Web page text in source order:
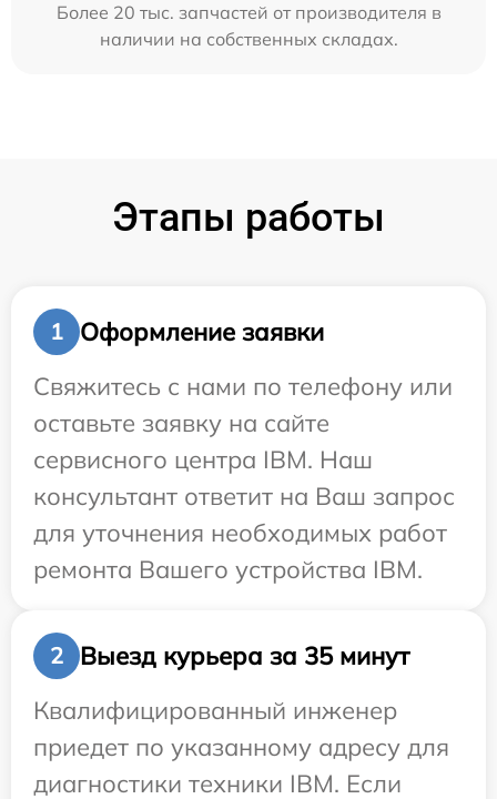
Более 20 тыс. запчастей от производителя в
наличии на собственных складах.
Этапы работы
1
Оформление заявки
Свяжитесь с нами по телефону или
оставьте заявку на сайте
сервисного центра IBM. Наш
консультант ответит на Ваш запрос
для уточнения необходимых работ
ремонта Вашего устройства IBM.
2
Выезд курьера за 35 минут
Квалифицированный инженер
приедет по указанному адресу для
диагностики техники IBM. Если